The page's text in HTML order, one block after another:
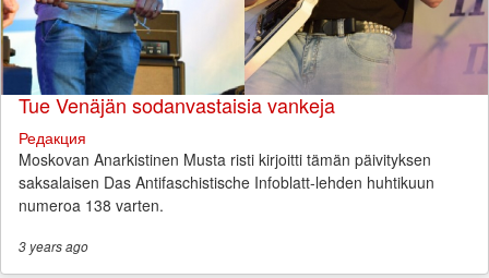
Tue Venäjän sodanvastaisia vankeja
Редакция
Moskovan Anarkistinen Musta risti kirjoitti tämän päivityksen
saksalaisen Das Antifaschistische Infoblatt-lehden huhtikuun
numeroa 138 varten.
3 yearsago